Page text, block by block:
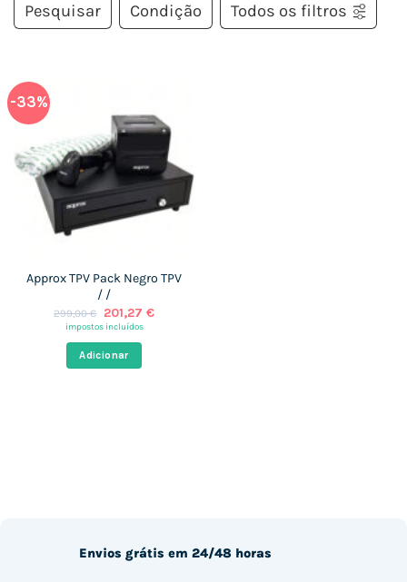
Pesquisar Condição Todos os filtros
-33%
Approx TPV Pack Negro TPV
/ /
299,00€
O
preço
era:
299,00 €.
201,27 €O
impostos incluídos
Adicionar
Envios grátis em 24/48 horas